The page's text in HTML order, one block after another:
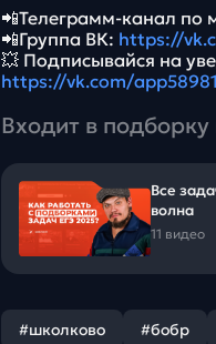
📲Телеграмм-канал по
📲Группа ВК: https://
💥 Подписывайся на
https://vk.com/
Входит в
Все
волна
11 видео
#школково #бобр